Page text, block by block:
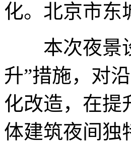
化。北京市东
本次夜景设
升”措施，对
化改造，在提
体建筑夜间独